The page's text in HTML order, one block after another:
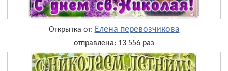
Открытка от: Елена перевозчикова
отправлена: 13 556 раз